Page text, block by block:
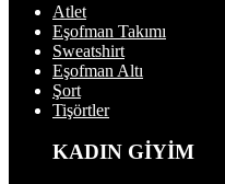
Atlet
Eşofman Takımı
Sweatshirt
Eşofman Altı
Şort
Tişörtler
KADIN GİYİM